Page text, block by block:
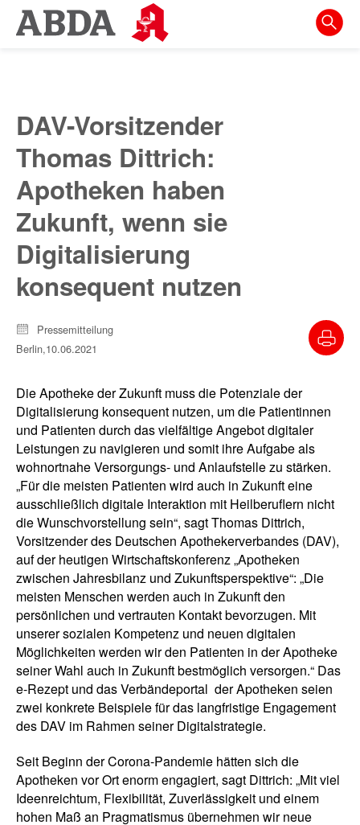
Springe
direkt
zur
Meta-
Navigation
zum
Inhalt
zur
Suche
DAV-Vorsitzender
Thomas Dittrich:
Apotheken haben
Zukunft, wenn sie
Digitalisierung
konsequent nutzen
Pressemitteilung
Berlin,10.06.2021
Die Apotheke der Zukunft muss die Potenziale der
Digitalisierung konsequent nutzen, um die Patientinnen
und Patienten durch das vielfältige Angebot digitaler
Leistungen zu navigieren und somit ihre Aufgabe als
wohnortnahe Versorgungs- und Anlaufstelle zu stärken.
„Für die meisten Patienten wird auch in Zukunft eine
ausschließlich digitale Interaktion mit Heilberuflern nicht
die Wunschvorstellung sein“, sagt Thomas Dittrich,
Vorsitzender des Deutschen Apothekerverbandes (DAV),
auf der heutigen Wirtschaftskonferenz „Apotheken
zwischen Jahresbilanz und Zukunftsperspektive“: „Die
meisten Menschen werden auch in Zukunft den
persönlichen und vertrauten Kontakt bevorzugen. Mit
unserer sozialen Kompetenz und neuen digitalen
Möglichkeiten werden wir den Patienten in der Apotheke
seiner Wahl auch in Zukunft bestmöglich versorgen.“ Das
e-Rezept und das Verbändeportal der Apotheken seien
zwei konkrete Beispiele für das langfristige Engagement
des DAV im Rahmen seiner Digitalstrategie.
Seit Beginn der Corona-Pandemie hätten sich die
Apotheken vor Ort enorm engagiert, sagt Dittrich: „Mit viel
Ideenreichtum, Flexibilität, Zuverlässigkeit und einem
hohen Maß an Pragmatismus übernehmen wir neue